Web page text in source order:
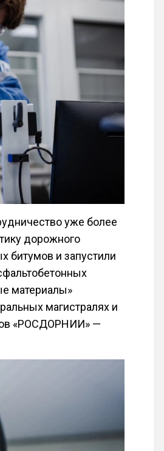
уже более
дорожного
битумов и запустили
материалы»
магистралях и
«РОСДОРНИИ» —